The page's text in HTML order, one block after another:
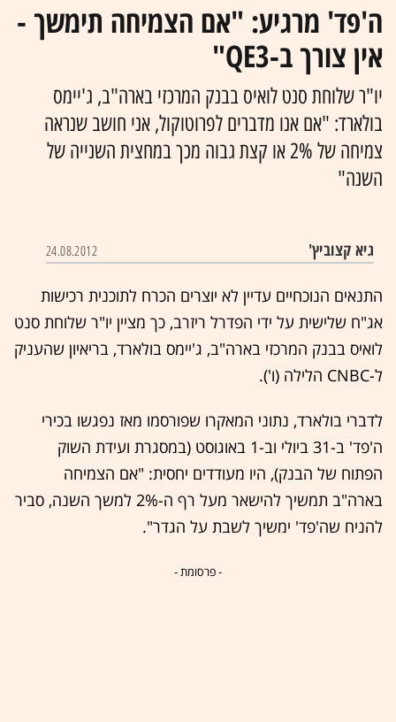
ה'פד' מרגיע: "אם הצמיחה תימשך -
אין צורך ב-QE3"
יו"ר שלוחת סנט לואיס בבנק המרכזי בארה"ב, ג'יימס
בולארד: "אם אנו מדברים לפרוטוקול, אני חושב שנראה
צמיחה של 2% או קצת גבוה מכך במחצית השנייה של
השנה"
גיא קצוביץ' 24.08.2012
התנאים הנוכחיים עדיין לא יוצרים הכרח לתוכנית רכישות
אג"ח שלישית על ידי הפדרל ריזרב, כך מציין יו"ר שלוחת סנט
לואיס בבנק המרכזי בארה"ב, ג'יימס בולארד, בריאיון שהעניק
ל-CNBC הלילה (ו').
לדברי בולארד, נתוני המאקרו שפורסמו מאז נפגשו בכירי
ה'פד' ב-31 ביולי וב-1 באוגוסט (במסגרת ועידת השוק
הפתוח של הבנק), היו מעודדים יחסית: "אם הצמיחה
בארה"ב תמשיך להישאר מעל רף ה-2% למשך השנה, סביר
להניח שה'פד' ימשיך לשבת על הגדר".
- פרסומת -